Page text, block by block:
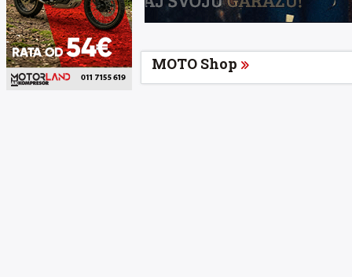
MOTO Shop